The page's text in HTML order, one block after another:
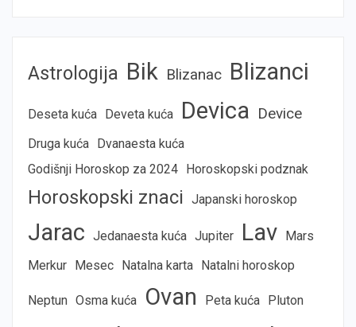
Astrologija Bik Blizanac Blizanci
Deseta kuća Deveta kuća Devica Device
Druga kuća Dvanaesta kuća
Godišnji Horoskop za 2024 Horoskopski podznak
Horoskopski znaci Japanski horoskop
Jarac Jedanaesta kuća Jupiter Lav Mars
Merkur Mesec Natalna karta Natalni horoskop
Neptun Osma kuća Ovan Peta kuća Pluton